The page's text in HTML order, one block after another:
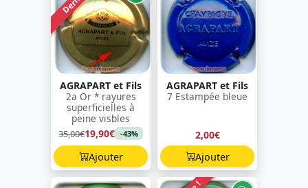
AGRAPART et Fils
2a Or * rayures
superficielles à
peine visbles
35,00€19,90€ -43%
Ajouter
AGRAPART et Fils
7 Estampée bleue
2,00€
Ajouter